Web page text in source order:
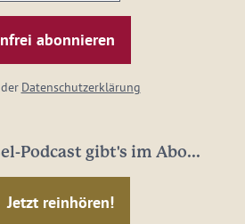
Datenschutzerklärung
Podcast gibt's im Abo...
Jetzt reinhören!